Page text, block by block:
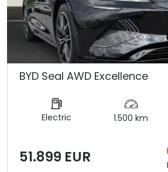
BYD Seal AWD Excellence
Electric 1.500 km
51.899 EUR